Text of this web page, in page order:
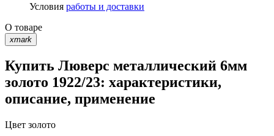
Условия работы и доставки
О товаре
xmark
Купить Люверс металлический 6мм
золото 1922/23: характеристики,
описание, применение
Цвет золото